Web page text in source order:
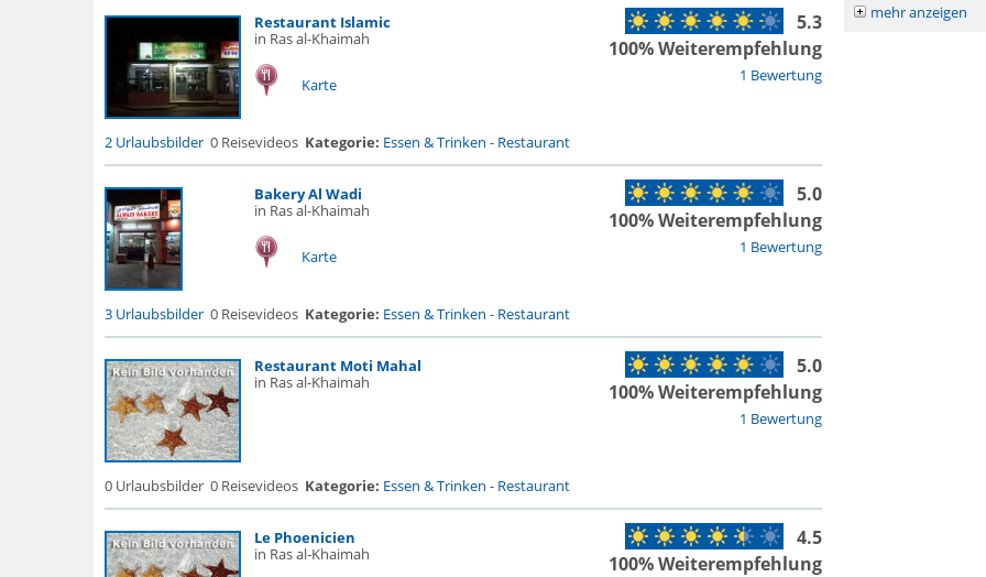
Restaurant Islamic
in Ras al-Khaimah
Karte 1 Bewertung
5.3
100% Weiterempfehlung
2 Urlaubsbilder 0 Reisevideos Kategorie: Essen & Trinken - Restaurant
Bakery Al Wadi
in Ras al-Khaimah
Karte 1 Bewertung
5.0
100% Weiterempfehlung
3 Urlaubsbilder 0 Reisevideos Kategorie: Essen & Trinken - Restaurant
Restaurant Moti Mahal
in Ras al-Khaimah
1 Bewertung
5.0
100% Weiterempfehlung
0 Urlaubsbilder 0 Reisevideos Kategorie: Essen & Trinken - Restaurant
Le Phoenicien
in Ras al-Khaimah
4.5
100% Weiterempfehlung
mehr anzeigen